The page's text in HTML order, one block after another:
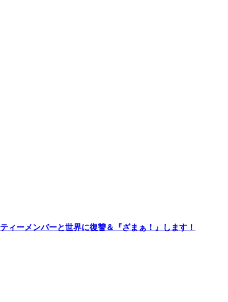
ィーメンバーと世界に復讐＆『ざまぁ！』します！